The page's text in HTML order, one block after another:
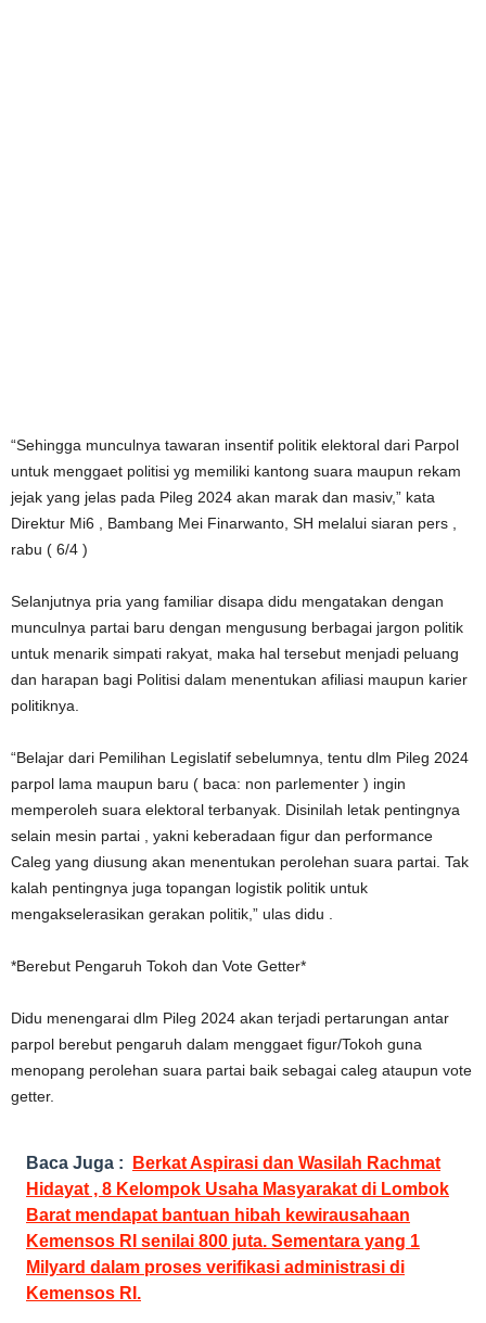
“Sehingga munculnya tawaran insentif politik elektoral dari Parpol
untuk menggaet politisi yg memiliki kantong suara maupun rekam
jejak yang jelas pada Pileg 2024 akan marak dan masiv,” kata
Direktur Mi6 , Bambang Mei Finarwanto, SH melalui siaran pers ,
rabu ( 6/4 )
Selanjutnya pria yang familiar disapa didu mengatakan dengan
munculnya partai baru dengan mengusung berbagai jargon politik
untuk menarik simpati rakyat, maka hal tersebut menjadi peluang
dan harapan bagi Politisi dalam menentukan afiliasi maupun karier
politiknya.
“Belajar dari Pemilihan Legislatif sebelumnya, tentu dlm Pileg 2024
parpol lama maupun baru ( baca: non parlementer ) ingin
memperoleh suara elektoral terbanyak. Disinilah letak pentingnya
selain mesin partai , yakni keberadaan figur dan performance
Caleg yang diusung akan menentukan perolehan suara partai. Tak
kalah pentingnya juga topangan logistik politik untuk
mengakselerasikan gerakan politik,” ulas didu .
*Berebut Pengaruh Tokoh dan Vote Getter*
Didu menengarai dlm Pileg 2024 akan terjadi pertarungan antar
parpol berebut pengaruh dalam menggaet figur/Tokoh guna
menopang perolehan suara partai baik sebagai caleg ataupun vote
getter.
Baca Juga :
Berkat Aspirasi dan Wasilah Rachmat
Hidayat , 8 Kelompok Usaha Masyarakat di Lombok
Barat mendapat bantuan hibah kewirausahaan
Kemensos RI senilai 800 juta. Sementara yang 1
Milyard dalam proses verifikasi administrasi di
Kemensos RI.